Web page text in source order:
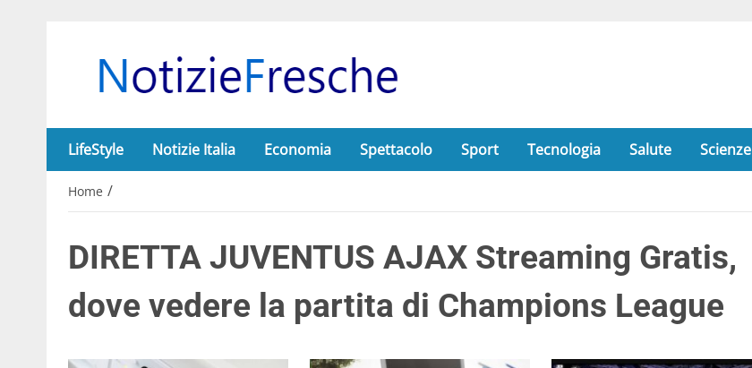
LifeStyle Notizie Italia Economia Spettacolo Sport Tecnologia Salute Scienze
Home /
DIRETTA JUVENTUS AJAX Streaming Gratis,
dove vedere la partita di Champions League